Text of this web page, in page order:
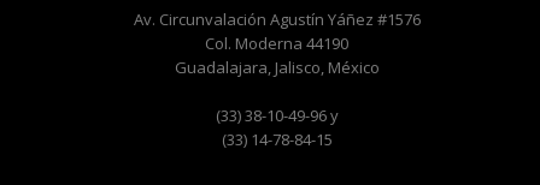
Av. Circunvalación Agustín Yáñez #1576
Col. Moderna 44190
Guadalajara, Jalisco, México
(33) 38-10-49-96 y
(33) 14-78-84-15